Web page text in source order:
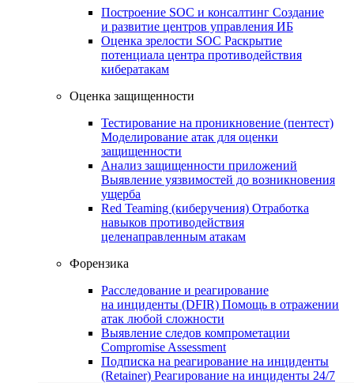
Построение SOC и консалтинг Создание
и развитие центров управления ИБ
Оценка зрелости SOC Раскрытие
потенциала центра противодействия
кибератакам
Оценка защищенности
Тестирование на проникновение (пентест)
Моделирование атак для оценки
защищенности
Анализ защищенности приложений
Выявление уязвимостей до возникновения
ущерба
Red Teaming (киберучения) Отработка
навыков противодействия
целенаправленным атакам
Форензика
Расследование и реагирование
на инциденты (DFIR) Помощь в отражении
атак любой сложности
Выявление следов компрометации
Compromise Assessment
Подписка на реагирование на инциденты
(Retainer) Реагирование на инциденты 24/7